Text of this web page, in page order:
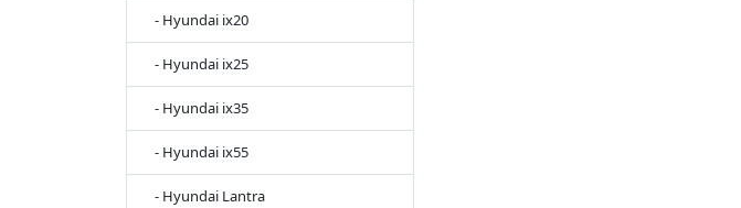
- Hyundai ix20
- Hyundai ix25
- Hyundai ix35
- Hyundai ix55
- Hyundai Lantra